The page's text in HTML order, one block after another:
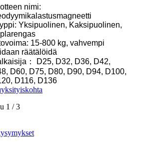
nimi:
Yksipuolinen, Kaksipuolinen,
15-800 kg, vahvempi
räätälöidä
： D25, D32, D36, D42,
D60, D75, D80, D90, D94, D100,
D116, D136
yksityiskohta
1 / 3